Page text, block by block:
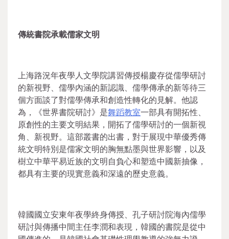
傳統書院承載儒家文明
上海路況年夜學人文學院講習傳授楊慶存從儒學研討
的新視野、儒學內涵的新認識、儒學傳承的新等待三
個方面談了對儒學傳承和創造性轉化的見解。他認
為，《世界書院研討》是舞蹈教室一部具有開拓性、
原創性的主要文明結果，開拓了儒學研討的一個新視
角、新視野。這部叢書的出書，對于展現中華優秀傳
統文明特別是儒家文明的胸無點墨與世界影響，以及
樹立中華平易近族的文明自負心和塑造中國新抽像，
都具有主要的現實意義和深遠的歷史意義。
韓國國立安東年夜學終身傳授、孔子研討院海內儒學
研討與傳播中間主任李潤和表現，韓國的書院是從中